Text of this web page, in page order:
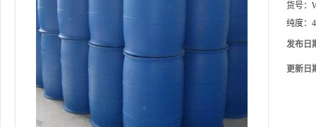
货号：
纯度：
发布日
更新日